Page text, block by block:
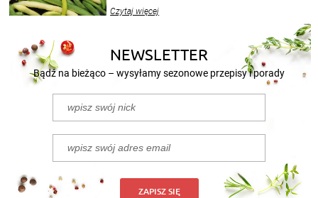
nasze propozycje!
Czytaj więcej
NEWSLETTER
Bądź na bieżąco – wysyłamy sezonowe przepisy i porady
ZAPISZ SIĘ